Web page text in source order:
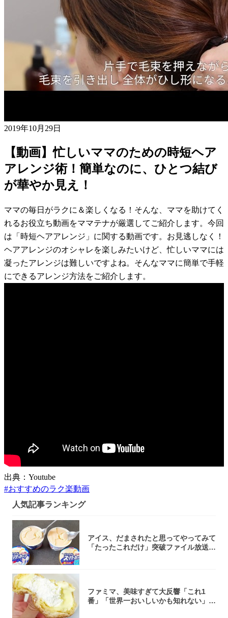
2019年10月29日
【動画】忙しいママのための時短ヘア
アレンジ術！簡単なのに、ひとつ結び
が華やか見え！
ママの毎日がラクに＆楽しくなる！そんな、ママを助けてく
れるお役立ち動画をママテナが厳選してご紹介します。今回
は「時短ヘアアレンジ」に関する動画です。お見逃しなく！
ヘアアレンジのオシャレを楽しみたいけど、忙しいママには
凝ったアレンジは難しいですよね。そんなママに簡単で手軽
にできるアレンジ方法をご紹介します。
出典：Youtube
#おすすめのラク楽動画
人気記事ランキング
アイス、だまされたと思ってやってみて
「たったこれだけ」突破ファイル放送で
ファミマ、美味すぎて大反響「これ1
番」「世界一おいしいかも知れない」